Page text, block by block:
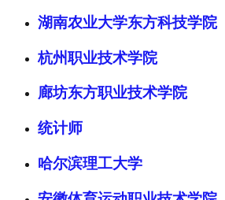
湖南农业大学东方科技学院
杭州职业技术学院
廊坊东方职业技术学院
统计师
哈尔滨理工大学